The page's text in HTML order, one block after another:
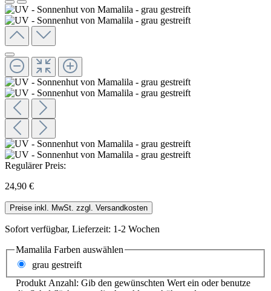
Regulärer Preis:
24,90 €
Preise inkl. MwSt. zzgl. Versandkosten
Sofort verfügbar, Lieferzeit: 1-2 Wochen
Mamalila Farben auswählen
grau gestreift
Produkt Anzahl: Gib den gewünschten Wert ein oder benutze